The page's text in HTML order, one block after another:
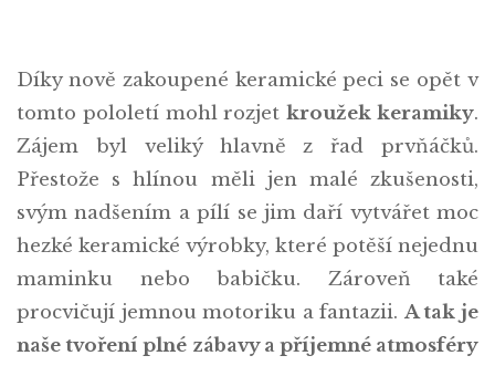
Díky nově zakoupené keramické peci se opět v
tomto pololetí mohl rozjetkroužek keramiky.
Zájem byl veliký hlavně z řad prvňáčků.
Přestože s hlínou měli jen malé zkušenosti,
svým nadšením a pílí se jim daří vytvářet moc
hezké keramické výrobky, které potěší nejednu
maminku nebo babičku. Zároveň také
procvičují jemnou motoriku a fantazii. A tak je
naše tvoření plné zábavy a příjemné atmosféry